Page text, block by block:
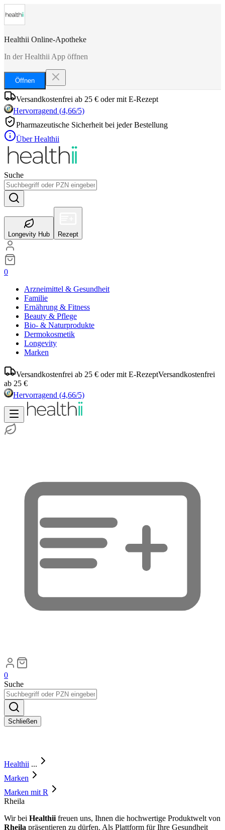
Healthii Online-Apotheke
In der Healthii App öffnen
Öffnen
Versandkostenfrei ab 25 € oder mit E-Rezept
Hervorragend (4,66/5)
Pharmazeutische Sicherheit bei jeder Bestellung
Über Healthii
Suche
Longevity Hub Rezept
0
Arzneimittel & Gesundheit
Familie
Ernährung & Fitness
Beauty & Pflege
Bio- & Naturprodukte
Dermokosmetik
Longevity
Marken
Versandkostenfrei ab 25 € oder mit E-RezeptVersandkostenfrei
ab 25 €
Hervorragend (4,66/5)
0
Suche
Schließen
Healthii ...
Marken
Marken mit R
Rheila
Wir bei Healthii freuen uns, Ihnen die hochwertige Produktwelt von
Rheila präsentieren zu dürfen. Als Plattform für Ihre Gesundheit